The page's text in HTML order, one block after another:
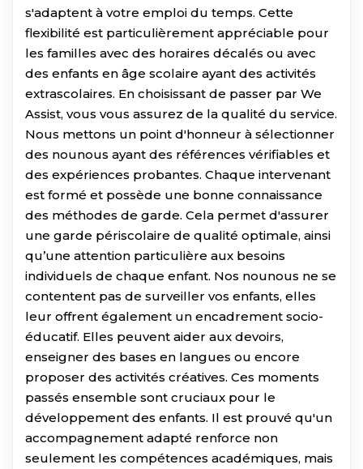
s'adaptent à votre emploi du temps. Cette
flexibilité est particulièrement appréciable pour
les familles avec des horaires décalés ou avec
des enfants en âge scolaire ayant des activités
extrascolaires. En choisissant de passer par We
Assist, vous vous assurez de la qualité du service.
Nous mettons un point d'honneur à sélectionner
des nounous ayant des références vérifiables et
des expériences probantes. Chaque intervenant
est formé et possède une bonne connaissance
des méthodes de garde. Cela permet d'assurer
une garde périscolaire de qualité optimale, ainsi
qu’une attention particulière aux besoins
individuels de chaque enfant. Nos nounous ne se
contentent pas de surveiller vos enfants, elles
leur offrent également un encadrement socio-
éducatif. Elles peuvent aider aux devoirs,
enseigner des bases en langues ou encore
proposer des activités créatives. Ces moments
passés ensemble sont cruciaux pour le
développement des enfants. Il est prouvé qu'un
accompagnement adapté renforce non
seulement les compétences académiques, mais